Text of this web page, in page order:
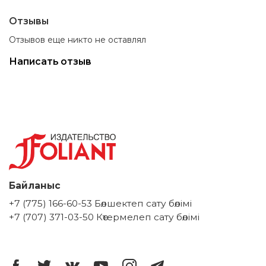
Отзывы
Отзывов еще никто не оставлял
Написать отзыв
Байланыс
+7 (775) 166-60-53 Бөлшектеп сату бөлімі
+7 (707) 371-03-50 Көтермелеп сату бөлімі